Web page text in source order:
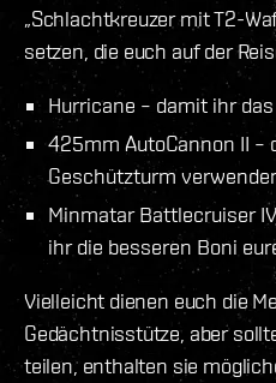
„Schlachtkreuzer mit T2-
setzen, die euch auf der
Hurricane – damit ihr
425mm AutoCannon II –
Geschützturm
Minmatar Battlecruiser
ihr die besseren Boni
Vielleicht dienen euch die
Gedächtnisstütze, aber
teilen, enthalten sie